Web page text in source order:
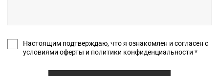
Настоящим подтверждаю, что я ознакомлен и согласен с
условиями оферты и политики конфиденциальности *